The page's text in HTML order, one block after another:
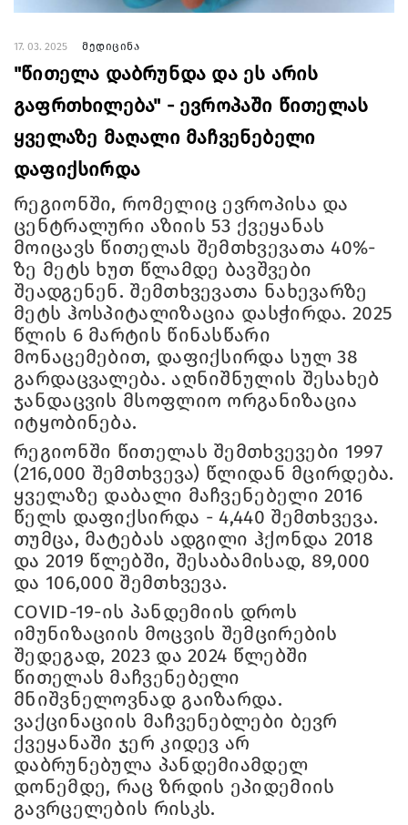
17. 03. 2025 მედიცინა
"წითელა დაბრუნდა და ეს არის
გაფრთხილება" - ევროპაში წითელას
ყველაზე მაღალი მაჩვენებელი
დაფიქსირდა
რეგიონში, რომელიც ევროპისა და
ცენტრალური აზიის 53 ქვეყანას
მოიცავს წითელას შემთხვევათა 40%-
ზე მეტს ხუთ წლამდე ბავშვები
შეადგენენ. შემთხვევათა ნახევარზე
მეტს ჰოსპიტალიზაცია დასჭირდა. 2025
წლის 6 მარტის წინასწარი
მონაცემებით, დაფიქსირდა სულ 38
გარდაცვალება. აღნიშნულის შესახებ
ჯანდაცვის მსოფლიო ორგანიზაცია
იტყობინება.
რეგიონში წითელას შემთხვევები 1997
(216,000 შემთხვევა) წლიდან მცირდება.
ყველაზე დაბალი მაჩვენებელი 2016
წელს დაფიქსირდა - 4,440 შემთხვევა.
თუმცა, მატებას ადგილი ჰქონდა 2018
და 2019 წლებში, შესაბამისად, 89,000
და 106,000 შემთხვევა.
COVID-19-ის პანდემიის დროს
იმუნიზაციის მოცვის შემცირების
შედეგად, 2023 და 2024 წლებში
წითელას მაჩვენებელი
მნიშვნელოვნად გაიზარდა.
ვაქცინაციის მაჩვენებლები ბევრ
ქვეყანაში ჯერ კიდევ არ
დაბრუნებულა პანდემიამდელ
დონემდე, რაც ზრდის ეპიდემიის
გავრცელების რისკს.